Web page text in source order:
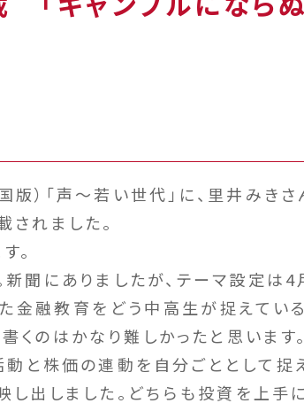
）「声～若い世代」に、里井みきさ
されました。
。
新聞にありましたが、テーマ設定は
金融教育をどう中高生が捉えてい
くのはかなり難しかったと思います。
と株価の連動を自分ごととして捉
出しました。どちらも投資を上手